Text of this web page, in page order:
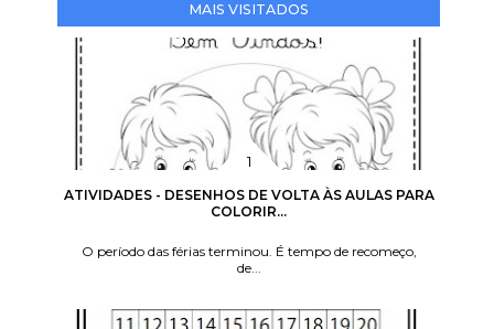
MAIS VISITADOS
ATIVIDADES - DESENHOS DE VOLTA ÀS AULAS PARA
COLORIR...
O período das férias terminou. É tempo de recomeço,
de...